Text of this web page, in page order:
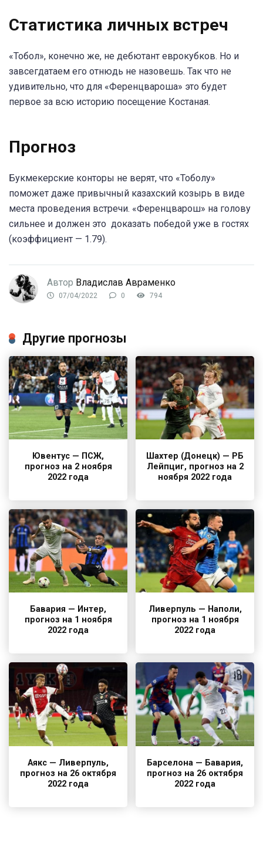
Статистика личных встреч
«Тобол», конечно же, не дебютант еврокубков. Но и
завсегдатаем его отнюдь не назовешь. Так что не
удивительно, что для «Ференцвароша» это будет
первое за всю историю посещение Костаная.
Прогноз
Букмекерские конторы не верят, что «Тоболу»
поможет даже привычный казахский козырь в виде
места проведения встречи. «Ференцварош» на голову
сильнее и должен это доказать победой уже в гостях
(коэффициент — 1.79).
Автор Владислав Авраменко
07/04/2022 0 794
Другие прогнозы
Ювентус — ПСЖ,
прогноз на 2 ноября
2022 года
Шахтер (Донецк) — РБ
Лейпциг, прогноз на 2
ноября 2022 года
Бавария — Интер,
прогноз на 1 ноября
2022 года
Ливерпуль — Наполи,
прогноз на 1 ноября
2022 года
Аякс — Ливерпуль,
прогноз на 26 октября
2022 года
Барселона — Бавария,
прогноз на 26 октября
2022 года